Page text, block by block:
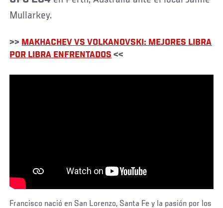
Mullarkey.
>> MAKHACHEV VS VOLKANOVSKI: MEJORES LIBRA
POR LIBRA ENFRENTADOS <<
Francisco nació en San Lorenzo, Santa Fe y la pasión por los